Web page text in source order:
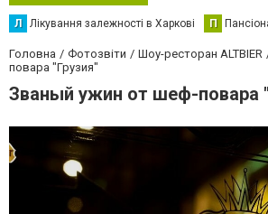
Л Лікування залежності в Харкові П
Головна Фотозвіти Шоу-ресторан ALTBIER
повара "Грузия"
Званый ужин от шеф-повара